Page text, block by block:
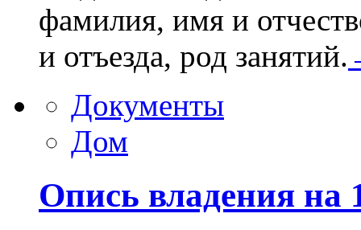
фамилия, имя и
и отъезда, род занятий.
Документы
Дом
Опись владения на